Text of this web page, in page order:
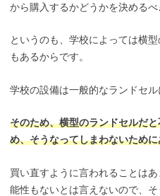
から購入するかどうかを決めるべ
というのも、学校によっては横
もあるからです。
学校の設備は一般的なランドセル
そのため、横型のランドセルだ
め、そうなってしまわないため
買い直すように言われることは
能性もないとは言えないので、